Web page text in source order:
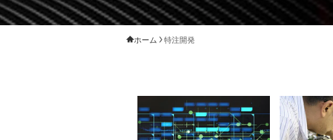
ホーム 特注開発